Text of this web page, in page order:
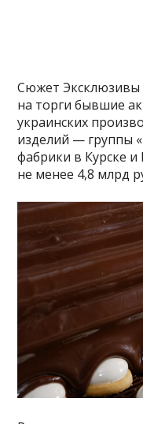
Сюжет Эксклюзивы
на торги бывшие
украинских
изделий — группы
фабрики в Курске
не менее 4,8 млрд